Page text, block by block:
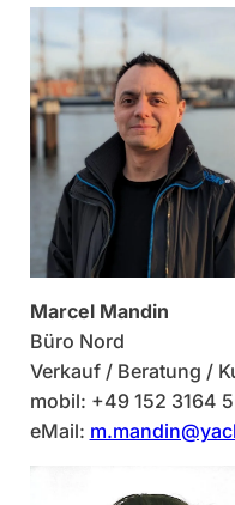
Marcel Mandin
Büro Nord
Verkauf / Beratung /
mobil: +49 152 3164
eMail: